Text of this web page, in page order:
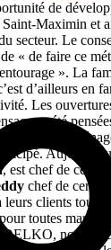
de
Saint-Maximin et
secteur. Le
de « de faire ce
entourage ». La
d’ailleurs en
Les
ont été
Lourd
, est chef de
chef de centre
clients toutes
toutes
DELKO,